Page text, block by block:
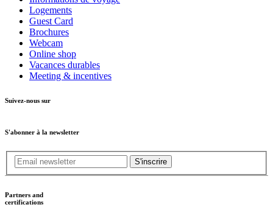
Logements
Guest Card
Brochures
Webcam
Online shop
Vacances durables
Meeting & incentives
Suivez-nous sur
S'abonner à la newsletter
S'inscrire
Partners and
certifications